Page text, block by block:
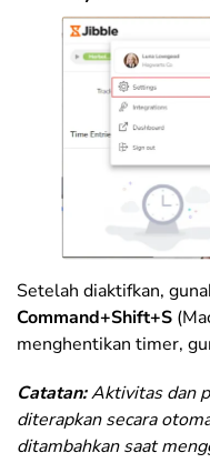
Setelah diaktifkan,
Command+Shift+S
menghentikan timer,
Catatan:Aktivitas dan
diterapkan secara
ditambahkan saat